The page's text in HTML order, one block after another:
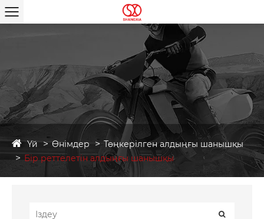
Үй Өнімдер
Төңкерілген алдыңғы шанышқы
Бір реттелетін алдыңғы шанышқы